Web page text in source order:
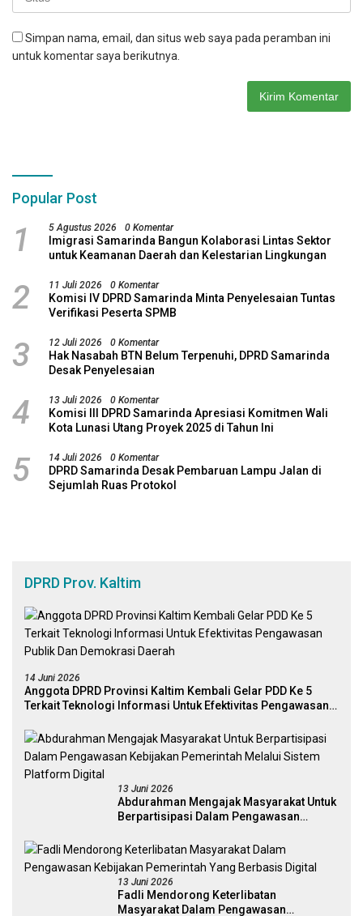
Simpan nama, email, dan situs web saya pada peramban ini
untuk komentar saya berikutnya.
Popular Post
1 5 Agustus 2026 0 Komentar
Imigrasi Samarinda Bangun Kolaborasi Lintas Sektor
untuk Keamanan Daerah dan Kelestarian Lingkungan
2 11 Juli 2026 0 Komentar
Komisi IV DPRD Samarinda Minta Penyelesaian Tuntas
Verifikasi Peserta SPMB
3 12 Juli 2026 0 Komentar
Hak Nasabah BTN Belum Terpenuhi, DPRD Samarinda
Desak Penyelesaian
4 13 Juli 2026 0 Komentar
Komisi III DPRD Samarinda Apresiasi Komitmen Wali
Kota Lunasi Utang Proyek 2025 di Tahun Ini
5 14 Juli 2026 0 Komentar
DPRD Samarinda Desak Pembaruan Lampu Jalan di
Sejumlah Ruas Protokol
DPRD Prov. Kaltim
14 Juni 2026
Anggota DPRD Provinsi Kaltim Kembali Gelar PDD Ke 5
Terkait Teknologi Informasi Untuk Efektivitas Pengawasan
13 Juni 2026
Abdurahman Mengajak Masyarakat Untuk
Berpartisipasi Dalam Pengawasan
Platform Digital
13 Juni 2026
Fadli Mendorong Keterlibatan
Masyarakat Dalam Pengawasan